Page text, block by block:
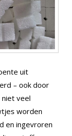
uit
– ook door
veel
worden
en ingevroren